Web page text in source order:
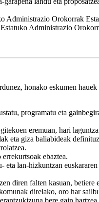
Administrazio Orokorrak
Administrazio
honako eskumen
programatu eta
eremuan, hari
eta giza baliabideak
ebaztea.
lan-hizkuntzan
diren falten kasuan,
direlako, oro har
bere gain